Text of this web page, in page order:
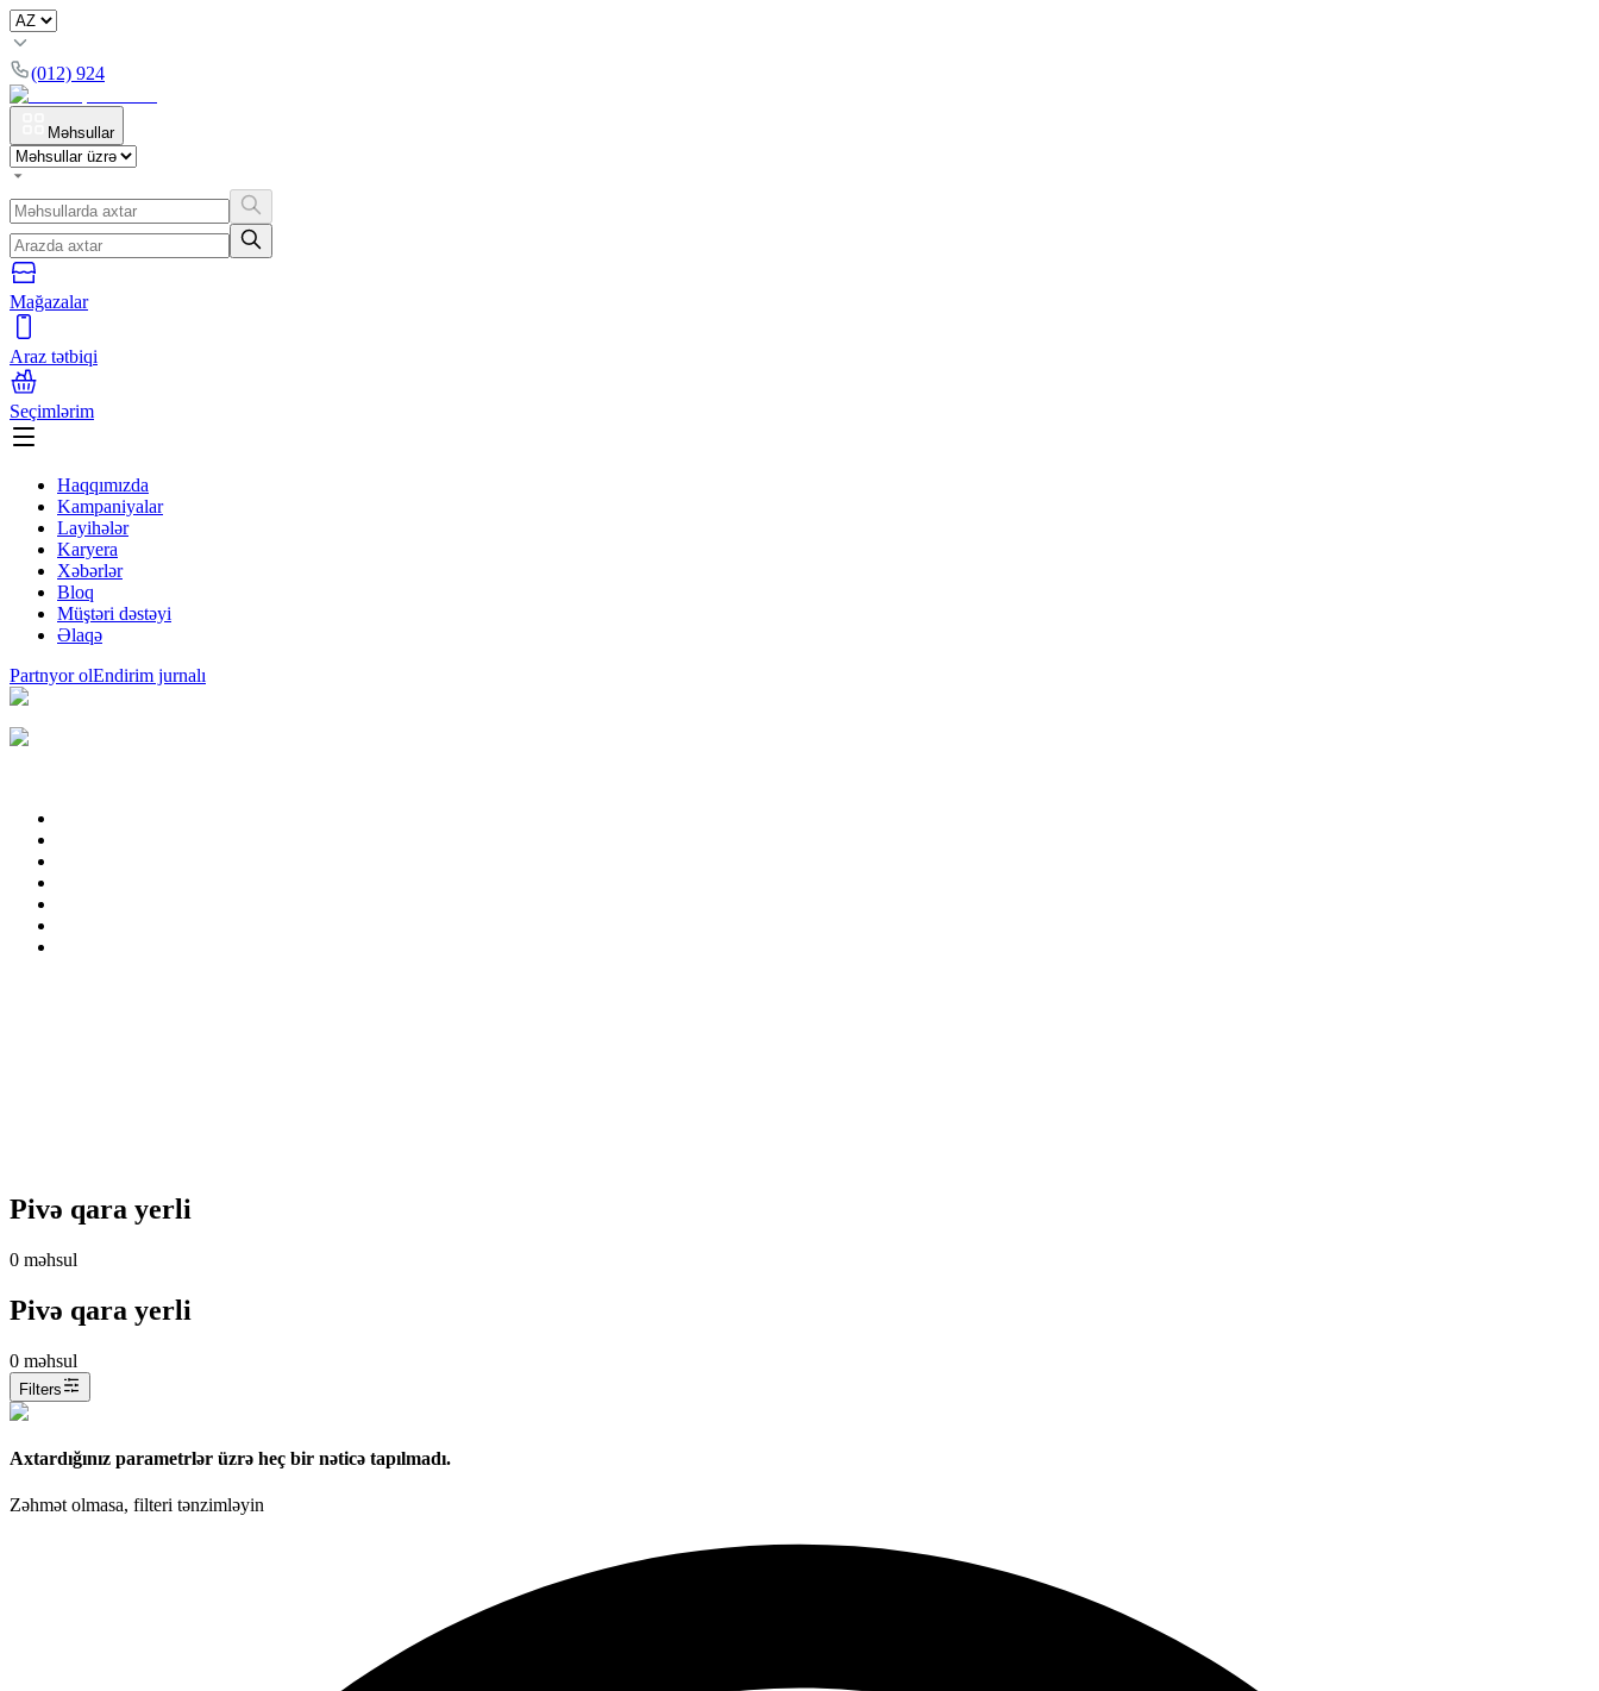
(012) 924
Məhsullar
Mağazalar
Araz tətbiqi
Seçimlərim
Haqqımızda
Kampaniyalar
Layihələr
Karyera
Xəbərlər
Bloq
Müştəri dəstəyi
Əlaqə
Partnyor olEndirim jurnalı
Pivə qara yerli
0 məhsul
Pivə qara yerli
0 məhsul
Filters
Axtardığınız parametrlər üzrə heç bir nəticə tapılmadı.
Zəhmət olmasa, filteri tənzimləyin